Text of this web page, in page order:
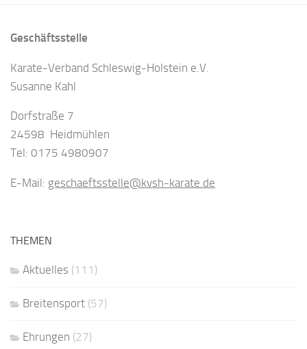
Geschäftsstelle
Karate-Verband Schleswig-Holstein e.V.
Susanne Kahl
Dorfstraße 7
24598 Heidmühlen
Tel: 0175 4980907
E-Mail: geschaeftsstelle@kvsh-karate.de
THEMEN
Aktuelles (111)
Breitensport (57)
Ehrungen (27)